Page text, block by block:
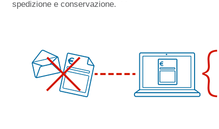
spedizione e conservazione.